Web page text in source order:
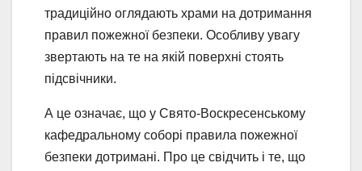
традиційно оглядають храми на дотримання
правил пожежної безпеки. Особливу увагу
звертають на те на якій поверхні стоять
підсвічники.
А це означає, що у Свято-Воскресенському
кафедральному соборі правила пожежної
безпеки дотримані. Про це свідчить і те, що